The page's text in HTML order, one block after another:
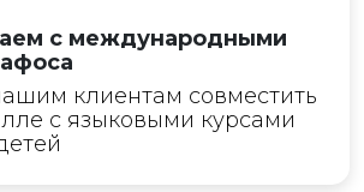
с международными
клиентам совместить
с языковыми курсами